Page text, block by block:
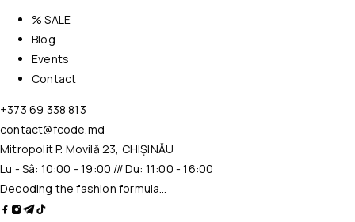
% SALE
Blog
Events
Contact
+373 69 338 813
contact@fcode.md
Mitropolit P. Movilă 23, CHIȘINĂU
Lu - Sâ: 10:00 - 19:00 /// Du: 11:00 - 16:00
Decoding the fashion formula…